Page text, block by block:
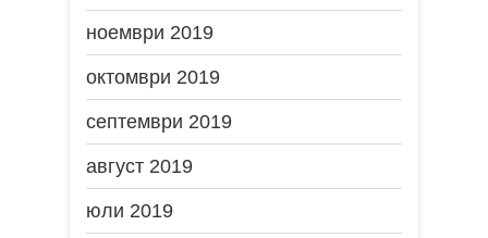
ноември 2019
октомври 2019
септември 2019
август 2019
юли 2019